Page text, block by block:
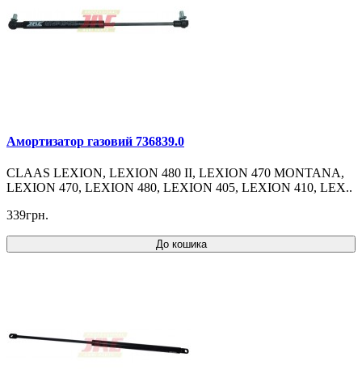
Амортизатор газовий 736839.0
CLAAS LEXION, LEXION 480 II, LEXION 470 MONTANA,
LEXION 470, LEXION 480, LEXION 405, LEXION 410, LEX..
339грн.
До кошика